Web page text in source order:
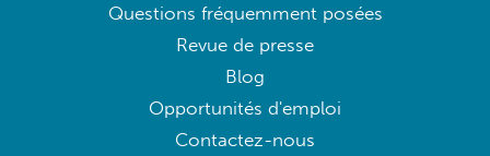
Questions fréquemment posées
Revue de presse
Blog
Opportunités d'emploi
Contactez-nous